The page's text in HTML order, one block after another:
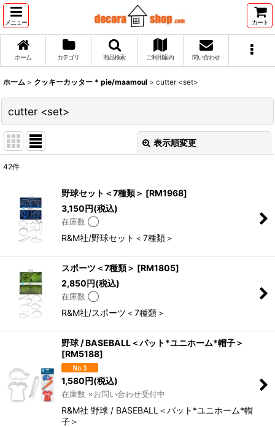
メニュー カート
ホーム カテゴリ 商品検索 ご利用案内 問い合わせ
ホーム > クッキーカッター * pie/maamoul > cutter <set>
cutter <set>
表示順変更
並び順:
絞り込む
42件
野球セット＜7種類＞ [RM1968]
3,150円(税込)
在庫数 ◯
R&M社/野球セット＜7種類＞
スポーツ＜7種類＞ [RM1805]
2,850円(税込)
在庫数 ◯
R&M社/スポーツ＜7種類＞
野球 / BASEBALL＜バット*ユニホーム*帽子＞
[RM5188]
1,580円(税込)
在庫数 ×お問い合わせ受付中
R&M社 野球 / BASEBALL＜バット*ユニホーム*帽
子＞